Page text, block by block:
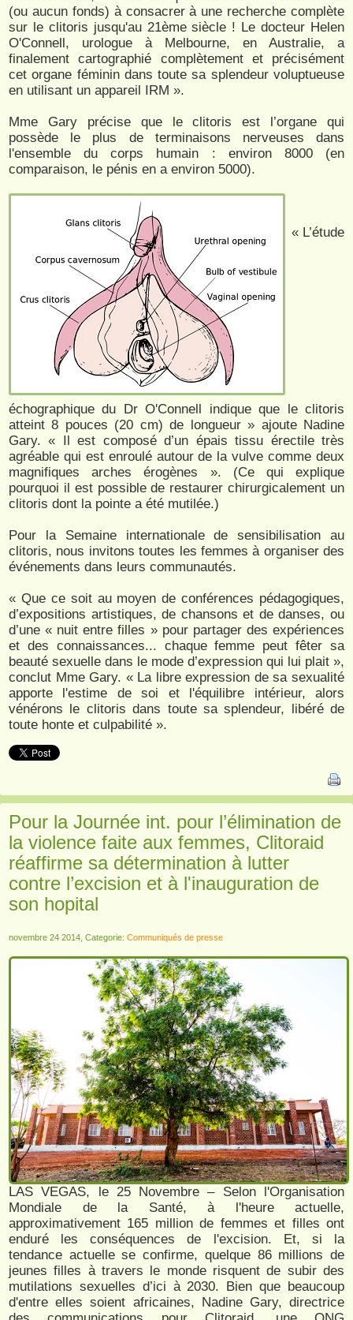
(ou aucun fonds) à consacrer à une recherche complète
sur le clitoris jusqu'au 21ème siècle ! Le docteur Helen
O'Connell, urologue à Melbourne, en Australie, a
finalement cartographié complètement et précisément
cet organe féminin dans toute sa splendeur voluptueuse
en utilisant un appareil IRM ».
Mme Gary précise que le clitoris est l’organe qui
possède le plus de terminaisons nerveuses dans
l'ensemble du corps humain : environ 8000 (en
comparaison, le pénis en a environ 5000).
« L’étude
échographique du Dr O'Connell indique que le clitoris
atteint 8 pouces (20 cm) de longueur » ajoute Nadine
Gary. « Il est composé d’un épais tissu érectile très
agréable qui est enroulé autour de la vulve comme deux
magnifiques arches érogènes ». (Ce qui explique
pourquoi il est possible de restaurer chirurgicalement un
clitoris dont la pointe a été mutilée.)
Pour la Semaine internationale de sensibilisation au
clitoris, nous invitons toutes les femmes à organiser des
événements dans leurs communautés.
« Que ce soit au moyen de conférences pédagogiques,
d’expositions artistiques, de chansons et de danses, ou
d’une « nuit entre filles » pour partager des expériences
et des connaissances... chaque femme peut fêter sa
beauté sexuelle dans le mode d’expression qui lui plait »,
conclut Mme Gary. « La libre expression de sa sexualité
apporte l'estime de soi et l'équilibre intérieur, alors
vénérons le clitoris dans toute sa splendeur, libéré de
toute honte et culpabilité ».
Pour la Journée int. pour l’élimination de
la violence faite aux femmes, Clitoraid
réaffirme sa détermination à lutter
contre l’excision et à l'inauguration de
son hopital
novembre 24 2014, Categorie: Communiqués de presse
LAS VEGAS, le 25 Novembre – Selon l'Organisation
Mondiale de la Santé, à l'heure actuelle,
approximativement 165 million de femmes et filles ont
enduré les conséquences de l'excision. Et, si la
tendance actuelle se confirme, quelque 86 millions de
jeunes filles à travers le monde risquent de subir des
mutilations sexuelles d’ici à 2030. Bien que beaucoup
d'entre elles soient africaines, Nadine Gary, directrice